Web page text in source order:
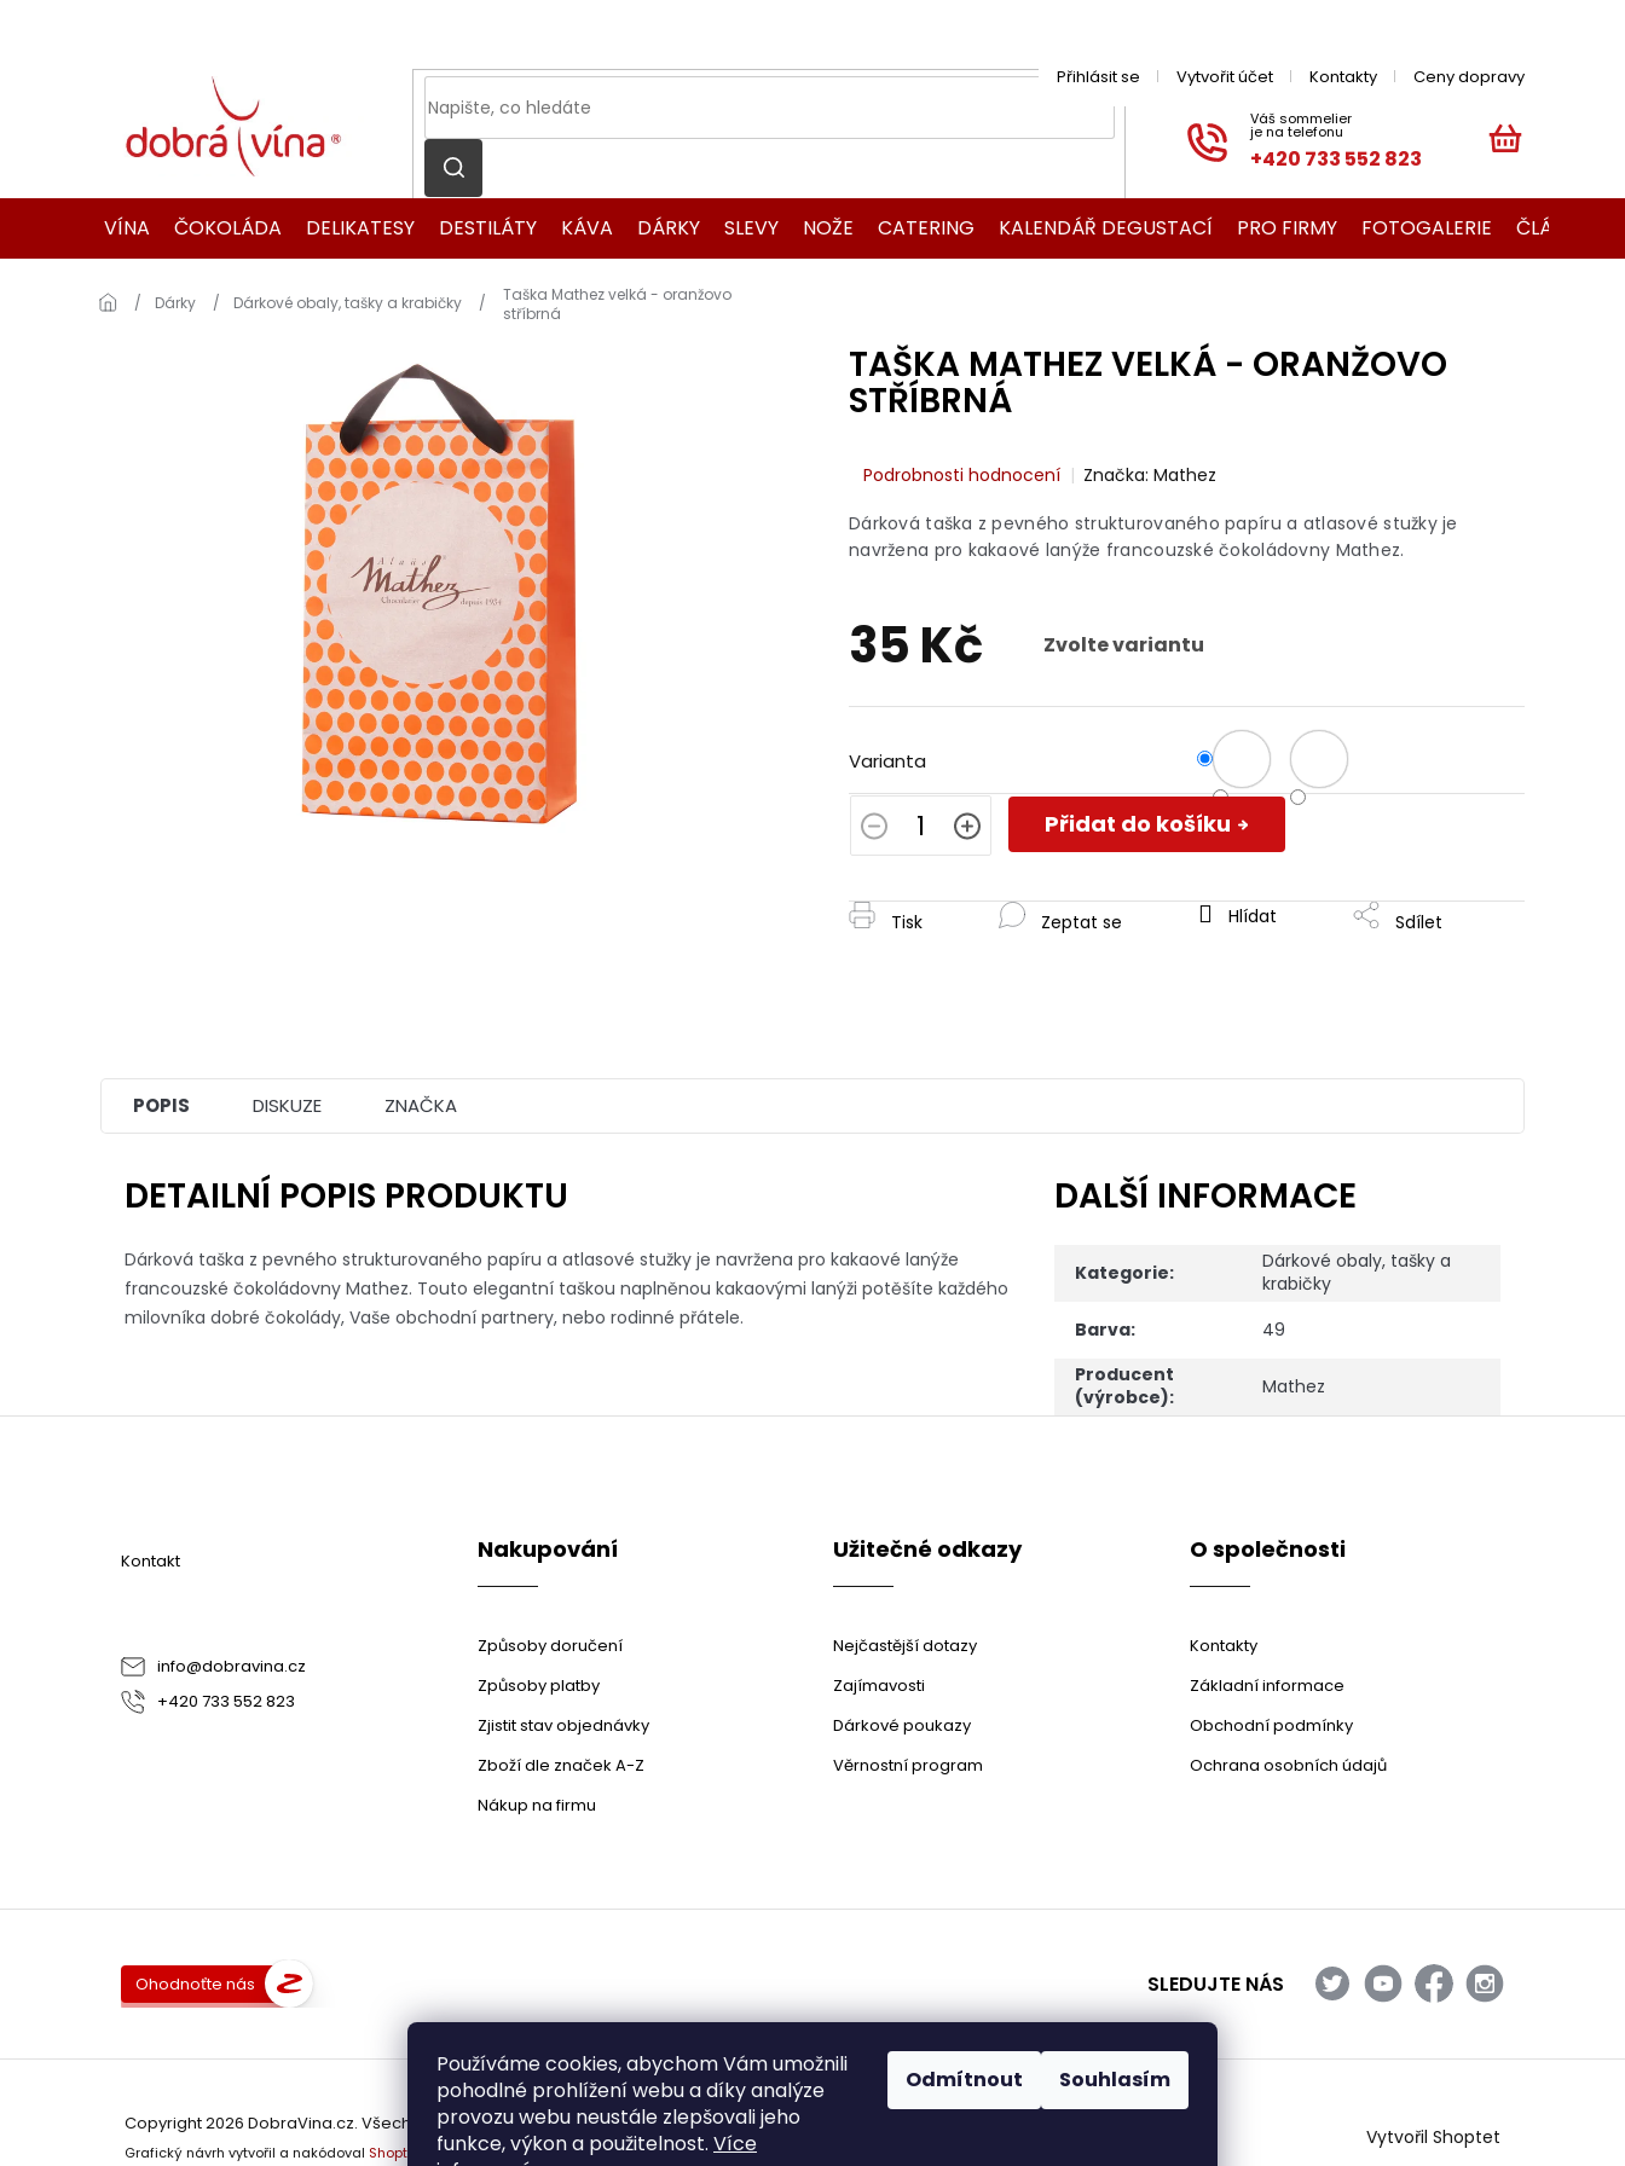
Používáme cookies, abychom Vám umožnili
pohodlné prohlížení webu a díky analýze
provozu webu neustále zlepšovali jeho
funkce, výkon a použitelnost. Více
Odmítnout Souhlasím
+420 733 552 823
Přihlásit se Vytvořit účet Kontakty Ceny dopravy
KOŠÍK
VÍNA
ČOKOLÁDA DELIKATESY DESTILÁTY KÁVA DÁRKY SLEVY NOŽE CATERING KALENDÁŘ DEGUSTACÍ PRO FIRMY FOTOGALERIE ČLÁNKY O
Domů
Dárky Dárkové obaly, tašky a krabičky
Taška Mathez velká - oranžovo
stříbrná
TAŠKA MATHEZ VELKÁ - ORANŽOVO
STŘÍBRNÁ
Průměrné
produktu
je
hvězdiček.
Podrobnosti hodnocení Značka:Mathez
Dárková taška z pevného strukturovaného papíru a atlasové stužky je
navržena pro kakaové lanýže francouzské čokoládovny Mathez.
35 Kč Zvolte variantu
cena:
Varianta
Přidat do košíku
Tisk Zeptat se Hlídat Sdílet
POPIS DISKUZE ZNAČKA
DETAILNÍ POPIS PRODUKTU
Dárková taška z pevného strukturovaného papíru a atlasové stužky je navržena pro kakaové lanýže
francouzské čokoládovny Mathez. Touto elegantní taškou naplněnou kakaovými lanýži potěšíte každého
milovníka dobré čokolády, Vaše obchodní partnery, nebo rodinné přátele.
DALŠÍ INFORMACE
Kategorie:
Dárkové obaly, tašky a
krabičky
Barva:
49
Producent
(výrobce): Mathez
Z
Kontakt
info@dobravina.cz
+420 733 552 823
Nakupování
Způsoby doručení
Způsoby platby
Zjistit stav objednávky
Zboží dle značek A-Z
Nákup na firmu
Užitečné odkazy
Nejčastější dotazy
Zajímavosti
Dárkové poukazy
Věrnostní program
O společnosti
Kontakty
Základní informace
Obchodní podmínky
Ochrana osobních údajů
Ohodnoťte nás SLEDUJTE NÁS
Vytvořil Shoptet
Copyright 2026 DobraVina.cz. Všechna práva vyhrazena. Upravit nastavení cookies
Grafický návrh vytvořil a nakódoval Shoptak.cz